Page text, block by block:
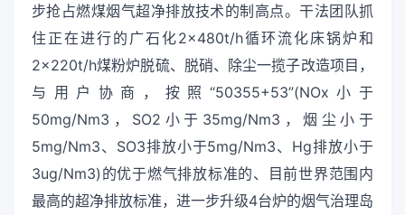
步抢占燃煤烟气超净排放技术的制高点。干法团队抓
住正在进行的广石化2×480t/h循环流化床锅炉和
2×220t/h煤粉炉脱硫、脱硝、除尘一揽子改造项目，
与用户协商，按照“50355+53”(NOx小于
50mg/Nm3，SO2小于35mg/Nm3，烟尘小于
5mg/Nm3、SO3排放小于5mg/Nm3、Hg排放小于
3ug/Nm3)的优于燃气排放标准的、目前世界范围内
最高的超净排放标准，进一步升级4台炉的烟气治理岛